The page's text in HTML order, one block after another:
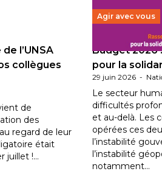
l’UNSA
collègues
de
des
regard de leur
était
juillet !…
Agir avec vous
Budget 2026
pour la
29 juin 2026 -
Le secteur
difficultés
et au-delà. Les
opérées ces
l’instabilité
l’instabilité
notamment…